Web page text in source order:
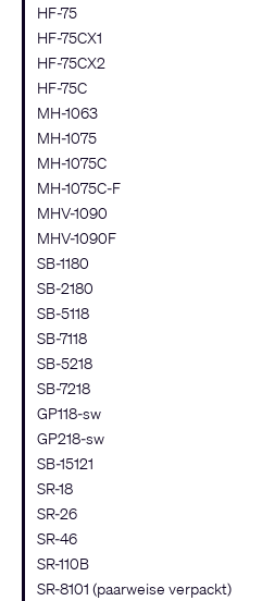
HF-75
HF-75CX1
HF-75CX2
HF-75C
MH-1063
MH-1075
MH-1075C
MH-1075C-F
MHV-1090
MHV-1090F
SB-1180
SB-2180
SB-5118
SB-7118
SB-5218
SB-7218
GP118-sw
GP218-sw
SB-15121
SR-18
SR-26
SR-46
SR-110B
SR-8101 (paarweise verpackt)